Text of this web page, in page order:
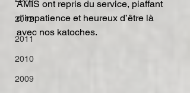
2012
2011
2010
2009
AMIS ont repris du service, piaffant
d’impatience et heureux d’être là
avec nos katoches.